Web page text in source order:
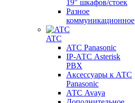
19" шкафов/стоек
Разное
коммуникационное
ATC
ATC Panasonic
IP-АТС Asterisk
PBX
Аксессуары к АТС
Panasonic
АТС Avaya